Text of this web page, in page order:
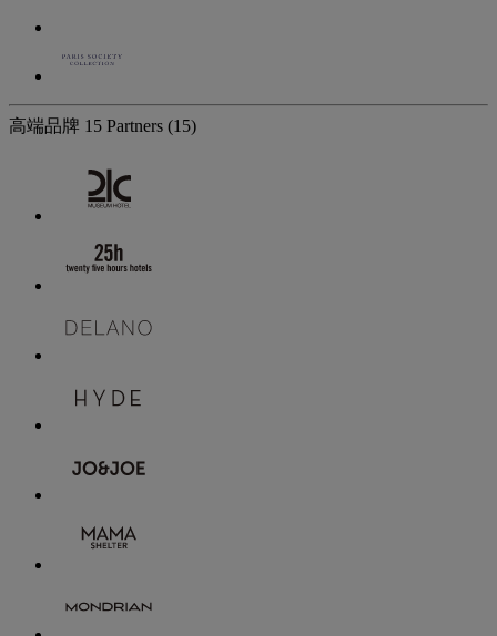
高端品牌 15 Partners (15)